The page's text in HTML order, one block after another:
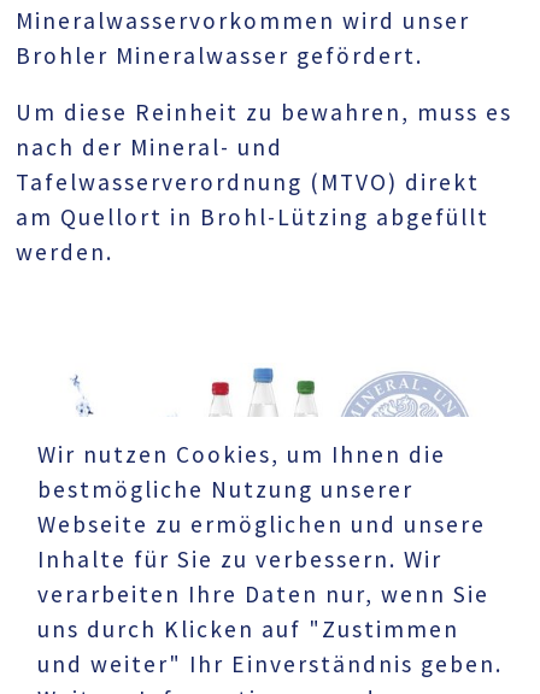
Mineralwasservorkommen wird unser
Brohler Mineralwasser gefördert.
Um diese Reinheit zu bewahren, muss es
nach der Mineral- und
Tafelwasserverordnung (MTVO) direkt
am Quellort in Brohl-Lützing abgefüllt
werden.
Wir nutzen Cookies, um Ihnen die
bestmögliche Nutzung unserer
Webseite zu ermöglichen und unsere
Inhalte für Sie zu verbessern. Wir
verarbeiten Ihre Daten nur, wenn Sie
uns durch Klicken auf "Zustimmen
und weiter" Ihr Einverständnis geben.